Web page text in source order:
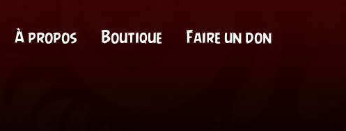
À propos Boutique Faire un don